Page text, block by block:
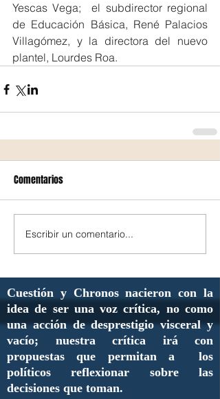
Yescas Vega;  el subdirector regional
de Educación Básica, René Palacios
Villagómez, y la directora del nuevo
plantel, Lourdes Roa.
Comentarios
Escribir un comentario...
Cuestión y Chronos nacieron con la
idea de ser una voz crítica, no como
una acción de desprestigio visceral y
vacío; nuestra crítica irá con
propuestas que permitan a los
políticos reflexionar sobre las
decisiones que toman.